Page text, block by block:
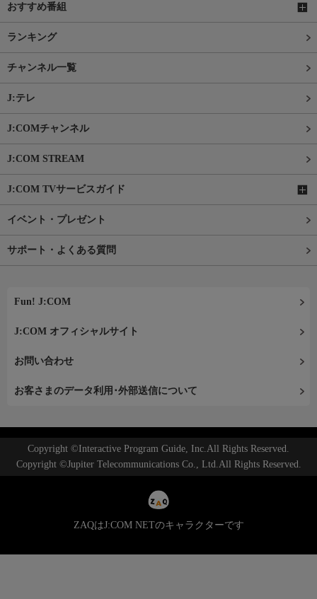
おすすめ番組
ランキング
チャンネル一覧
J:テレ
J:COMチャンネル
J:COM STREAM
J:COM TVサービスガイド
イベント・プレゼント
サポート・よくある質問
Fun! J:COM
J:COM オフィシャルサイト
お問い合わせ
お客さまのデータ利用･外部送信について
Copyright ©Interactive Program Guide, Inc.All Rights Reserved.
Copyright ©Jupiter Telecommunications Co., Ltd.All Rights Reserved.
ZAQはJ:COM NETのキャラクターです